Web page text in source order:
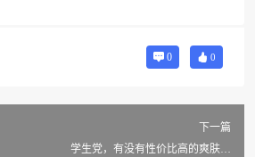
0 0
下一篇
学生党，有没有性价比高的爽肤水